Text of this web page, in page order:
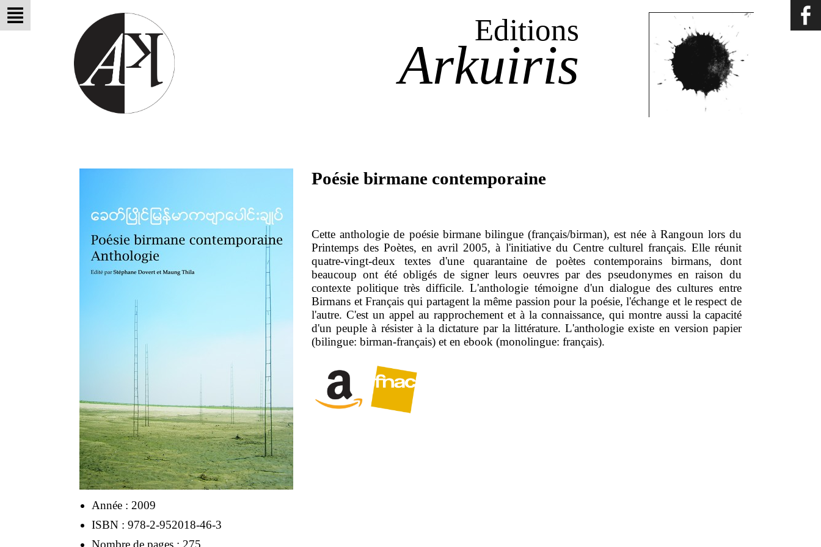
Editions
Arkuiris
Poésie birmane contemporaine
Cette anthologie de poésie birmane bilingue (français/birman), est née à Rangoun lors du
Printemps des Poètes, en avril 2005, à l'initiative du Centre culturel français. Elle réunit
quatre-vingt-deux textes d'une quarantaine de poètes contemporains birmans, dont
beaucoup ont été obligés de signer leurs oeuvres par des pseudonymes en raison du
contexte politique très difficile. L'anthologie témoigne d'un dialogue des cultures entre
Birmans et Français qui partagent la même passion pour la poésie, l'échange et le respect de
l'autre. C'est un appel au rapprochement et à la connaissance, qui montre aussi la capacité
d'un peuple à résister à la dictature par la littérature. L'anthologie existe en version papier
(bilingue: birman-français) et en ebook (monolingue: français).
Année : 2009
ISBN : 978-2-952018-46-3
Nombre de pages : 275